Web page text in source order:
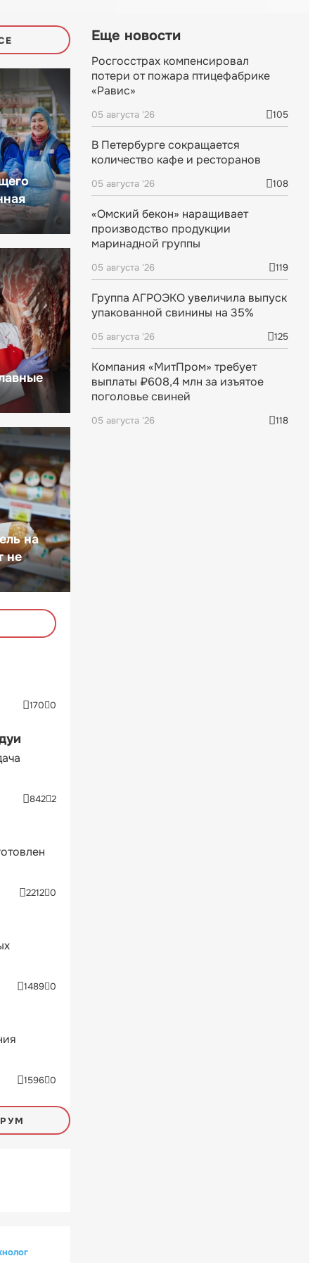
на
не
170 0
842 2
2212 0
1489 0
1596 0
Еще новости
Росгосстрах компенсировал
потери от пожара птицефабрике
«Равис»
05 августа '26 105
В Петербурге сокращается
количество кафе и ресторанов
05 августа '26 108
«Омский бекон» наращивает
производство продукции
маринадной группы
05 августа '26 119
Группа АГРОЭКО увеличила выпуск
упакованной свинины на 35%
05 августа '26 125
Компания «МитПром» требует
выплаты ₽608,4 млн за изъятое
поголовье свиней
05 августа '26 118